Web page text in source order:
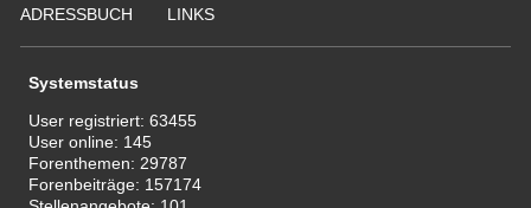
ADRESSBUCH
LINKS
Systemstatus
User registriert:63455
User online: 145
Forenthemen: 29787
Forenbeiträge: 157174